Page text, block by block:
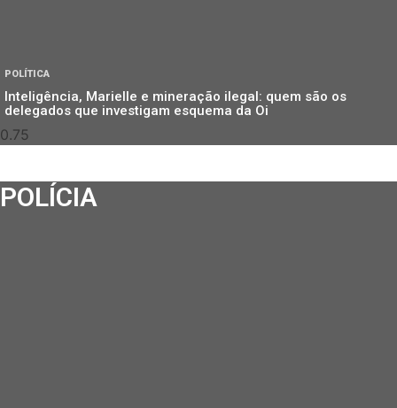
POLÍTICA
Inteligência, Marielle e mineração ilegal: quem são os
delegados que investigam esquema da Oi
POLÍCIA